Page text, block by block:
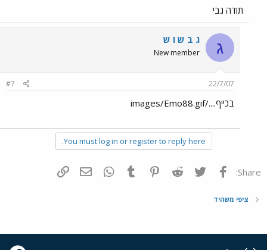
תודה גבי
ג ג ב ש ו ש
New member
22/7/07
#7
בכייף..../images/Emo88.gif
You must log in or register to reply here.
Share: פייסבוק Twitter
Reddit
Pinterest
Tumblr
WhatsAppדואר אלקטרוני
ציפי משהיד